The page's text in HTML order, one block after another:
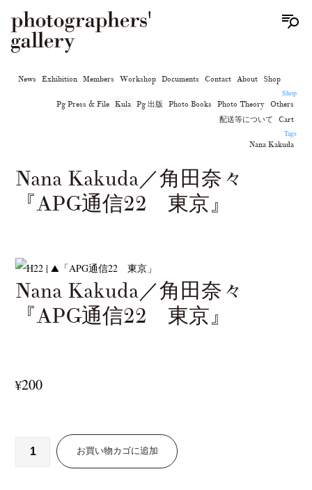
News Exhibition Members Workshop Documents Contact About
Shop
Shop
Pg Press & File Kula Pg 出版 Photo Books Photo Theory Others
配送等について
Cart
Tags
Nana Kakuda
Nana Kakuda／角田奈々
『APG通信22 東京』
Nana Kakuda／角田奈々
『APG通信22 東京』
¥200
お買い物カゴに追加